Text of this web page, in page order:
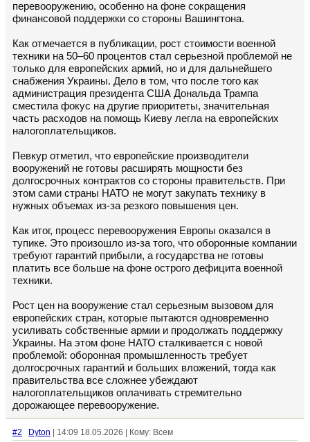
перевооружению, особенно на фоне сокращения
финансовой поддержки со стороны Вашингтона.
Как отмечается в публикации, рост стоимости военной
техники на 50–60 процентов стал серьезной проблемой не
только для европейских армий, но и для дальнейшего
снабжения Украины. Дело в том, что после того как
администрация президента США Дональда Трампа
сместила фокус на другие приоритеты, значительная
часть расходов на помощь Киеву легла на европейских
налогоплательщиков.
Певкур отметил, что европейские производители
вооружений не готовы расширять мощности без
долгосрочных контрактов со стороны правительств. При
этом сами страны НАТО не могут закупать технику в
нужных объемах из-за резкого повышения цен.
Как итог, процесс перевооружения Европы оказался в
тупике. Это произошло из-за того, что оборонные компании
требуют гарантий прибыли, а государства не готовы
платить все больше на фоне острого дефицита военной
техники.
Рост цен на вооружение стал серьезным вызовом для
европейских стран, которые пытаются одновременно
усиливать собственные армии и продолжать поддержку
Украины. На этом фоне НАТО сталкивается с новой
проблемой: оборонная промышленность требует
долгосрочных гарантий и больших вложений, тогда как
правительства все сложнее убеждают
налогоплательщиков оплачивать стремительно
дорожающее перевооружение.
#2 Dyton | 14:09 18.05.2026 | Кому: Всем